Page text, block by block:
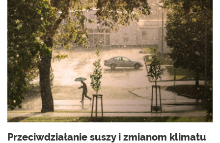
Przeciwdziałanie suszy i zmianom klimatu